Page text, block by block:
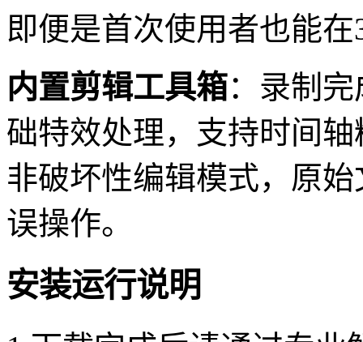
即便是首次使用者也能
内置剪辑工具箱：录制
础特效处理，支持时间
非破坏性编辑模式，原
误操作。
安装运行说明